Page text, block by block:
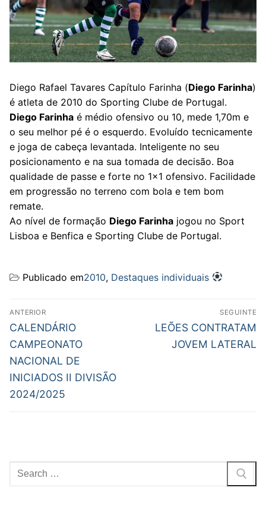
Diego Rafael Tavares Capítulo Farinha (Diego Farinha)
é atleta de 2010 do Sporting Clube de Portugal.
Diego Farinha é médio ofensivo ou 10, mede 1,70m e
o seu melhor pé é o esquerdo. Evoluído tecnicamente
e joga de cabeça levantada. Inteligente no seu
posicionamento e na sua tomada de decisão. Boa
qualidade de passe e forte no 1×1 ofensivo. Facilidade
em progressão no terreno com bola e tem bom
remate.
Ao nível de formação Diego Farinha jogou no Sport
Lisboa e Benfica e Sporting Clube de Portugal.
Publicado em2010, Destaques individuais
Navegação
de
artigos
ANTERIOR
Previous
post:
CALENDÁRIO
CAMPEONATO
NACIONAL DE
INICIADOS II DIVISÃO
2024/2025
SEGUINTE
Next
post:
LEÕES CONTRATAM
JOVEM LATERAL
Pesquisar
por: